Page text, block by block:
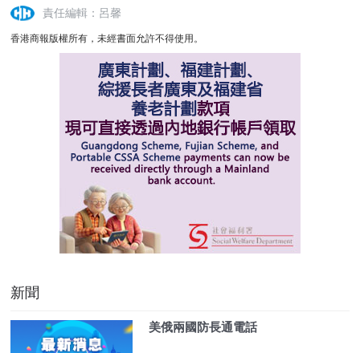
責任編輯：呂馨
香港商報版權所有，未經書面允許不得使用。
新聞
美俄兩國防長通電話